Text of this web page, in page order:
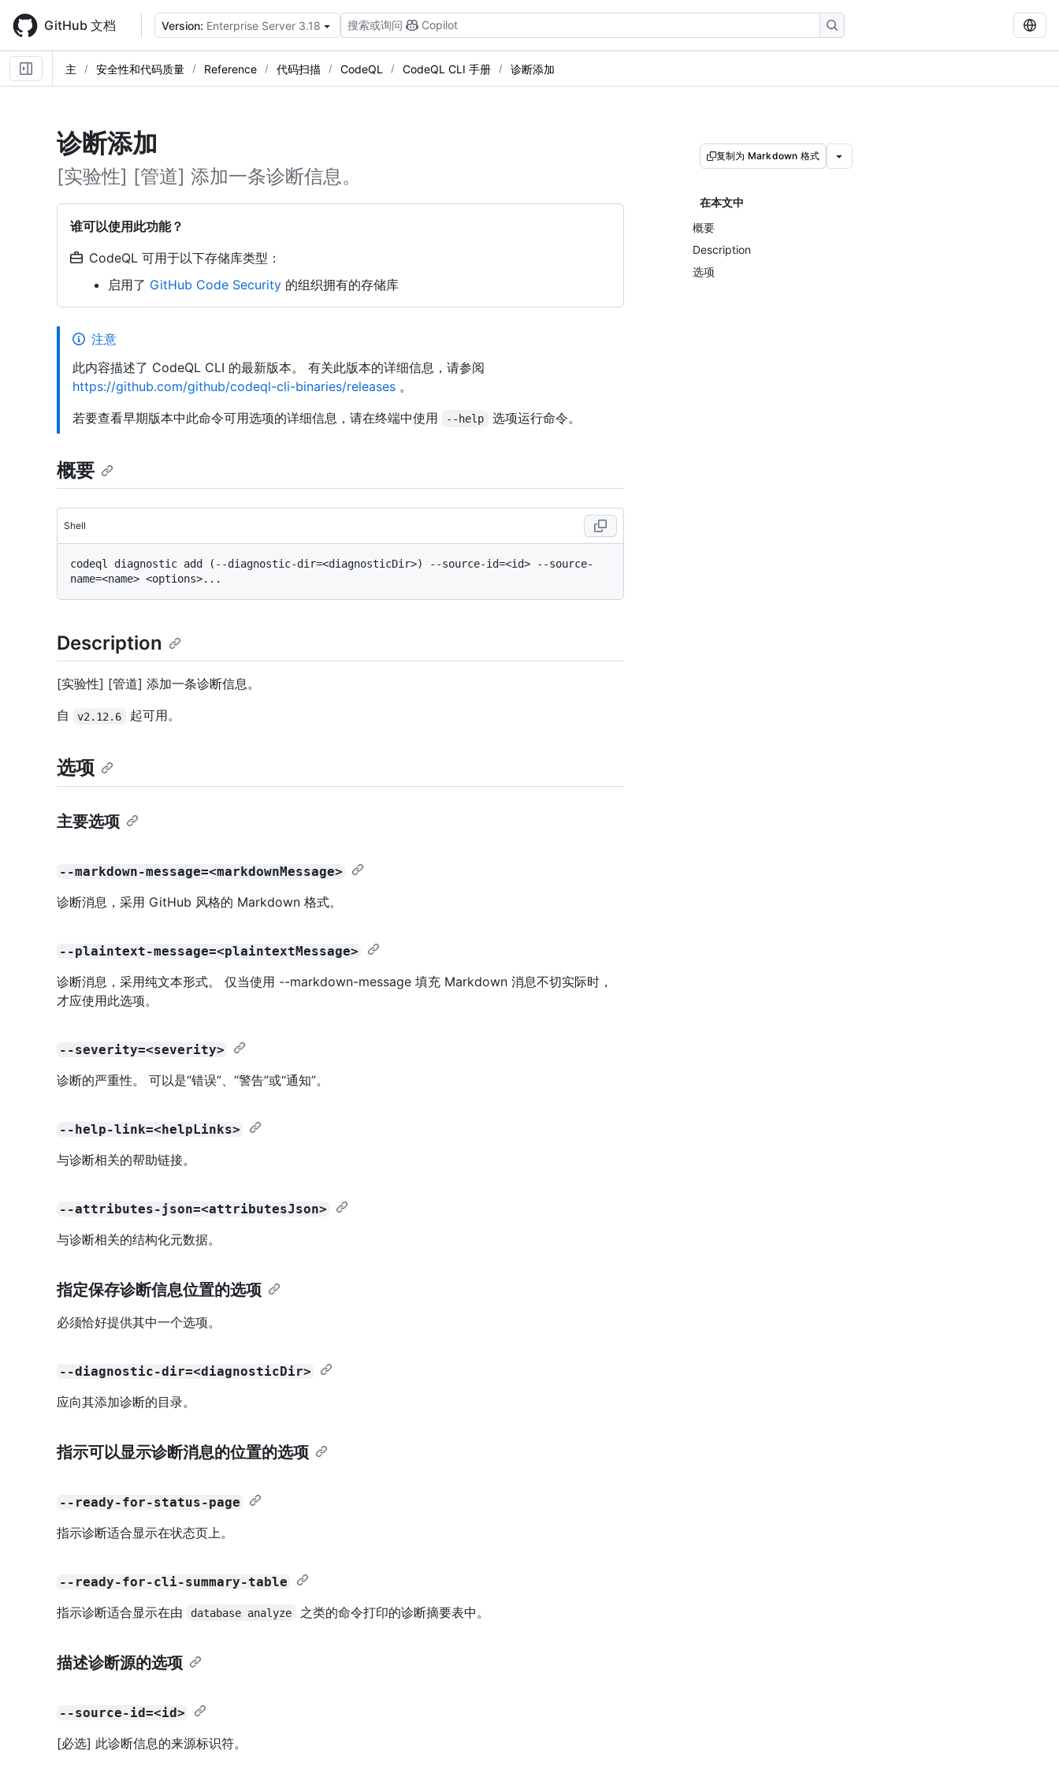
main
content
GitHub 文档 Version: Enterprise Server 3.18 搜索或询问 Copilot
主 安全性和代码质量 Reference 代码扫描 CodeQL CodeQL CLI 手册 诊断添加
诊断添加
[实验性] [管道] 添加一条诊断信息。
谁可以使用此功能？
CodeQL 可用于以下存储库类型：
启用了 GitHub Code Security 的组织拥有的存储库
复制为 Markdown 格式
在本文中
概要
Description
选项
注意
此内容描述了 CodeQL CLI 的最新版本。 有关此版本的详细信息，请参阅
https://github.com/github/codeql-cli-binaries/releases 。
若要查看早期版本中此命令可用选项的详细信息，请在终端中使用
--help 选项运行命令。
概要
Shell
codeql diagnostic add (--diagnostic-dir=<diagnosticDir>) --source-id=<id> --source-
Description
[实验性] [管道] 添加一条诊断信息。
自
v2.12.6 起可用。
选项
主要选项
--markdown-message=<markdownMessage>
诊断消息，采用 GitHub 风格的 Markdown 格式。
--plaintext-message=<plaintextMessage>
诊断消息，采用纯文本形式。 仅当使用 --markdown-message 填充 Markdown 消息不切实际时，
才应使用此选项。
--severity=<severity>
诊断的严重性。 可以是“错误”、“警告”或“通知”。
--help-link=<helpLinks>
与诊断相关的帮助链接。
--attributes-json=<attributesJson>
与诊断相关的结构化元数据。
指定保存诊断信息位置的选项
必须恰好提供其中一个选项。
--diagnostic-dir=<diagnosticDir>
应向其添加诊断的目录。
指示可以显示诊断消息的位置的选项
--ready-for-status-page
指示诊断适合显示在状态页上。
--ready-for-cli-summary-table
指示诊断适合显示在由 database analyze 之类的命令打印的诊断摘要表中。
描述诊断源的选项
--source-id=<id>
[必选] 此诊断信息的来源标识符。